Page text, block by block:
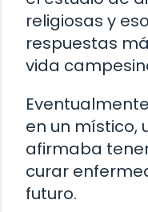
religiosas y
respuestas
vida
en un místico,
afirmaba
curar
futuro.